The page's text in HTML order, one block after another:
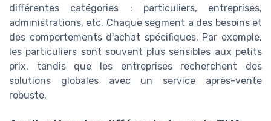
différentes catégories : particuliers, entreprises,
administrations, etc. Chaque segment a des besoins et
des comportements d'achat spécifiques. Par exemple,
les particuliers sont souvent plus sensibles aux petits
prix, tandis que les entreprises recherchent des
solutions globales avec un service après-vente
robuste.